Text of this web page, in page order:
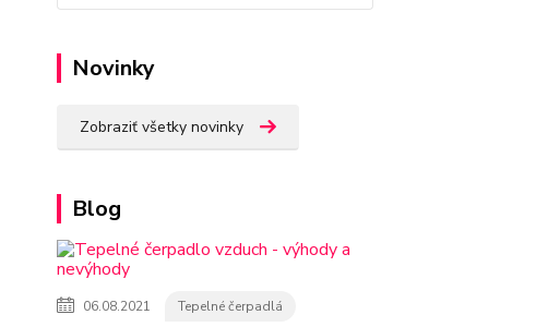
Novinky
Zobraziť všetky novinky
Blog
06.08.2021 Tepelné čerpadlá